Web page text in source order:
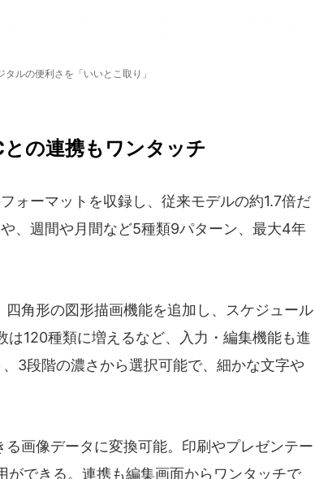
ルの便利さを「いいとこ取り」
の連携もワンタッチ
ォーマットを収録し、従来モデルの約1.7倍だ
、週間や月間など5種類9パターン、最大4年
角形の図形描画機能を追加し、スケジュール
120種類に増えるなど、入力・編集機能も進
3段階の濃さから選択可能で、細かな文字や
画像データに変換可能。印刷やプレゼンテー
ができる。連携も編集画面からワンタッチで